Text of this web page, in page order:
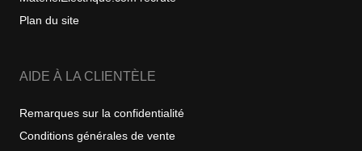
Plan du site
AIDE À LA CLIENTÈLE
Remarques sur la confidentialité
Conditions générales de vente